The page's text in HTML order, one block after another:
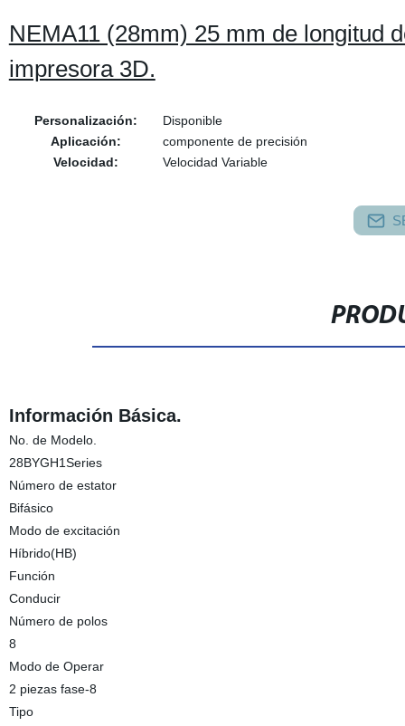
NEMA11 (28mm) 25 mm de longitud
impresora 3D.
Personalización:
Disponible
Aplicación:
componente de precisión
Velocidad:
Velocidad Variable
Información Básica.
No. de Modelo.
28BYGH1Series
Número de estator
Bifásico
Modo de excitación
Híbrido(HB)
Función
Conducir
Número de polos
8
Modo de Operar
2 piezas fase-8
Tipo